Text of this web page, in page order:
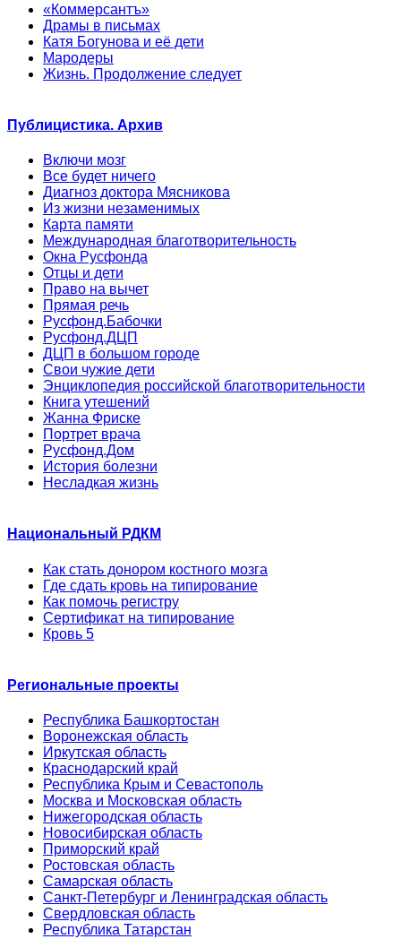
«Коммерсантъ»
Драмы в письмах
Катя Богунова и её дети
Мародеры
Жизнь. Продолжение следует
Публицистика. Архив
Включи мозг
Все будет ничего
Диагноз доктора Мясникова
Из жизни незаменимых
Карта памяти
Международная благотворительность
Окна Русфонда
Отцы и дети
Право на вычет
Прямая речь
Русфонд.Бабочки
Русфонд.ДЦП
ДЦП в большом городе
Свои чужие дети
Энциклопедия российской благотворительности
Книга утешений
Жанна Фриске
Портрет врача
Русфонд.Дом
История болезни
Несладкая жизнь
Национальный РДКМ
Как стать донором костного мозга
Где сдать кровь на типирование
Как помочь регистру
Сертификат на типирование
Кровь 5
Региональные проекты
Республика Башкортостан
Воронежская область
Иркутская область
Краснодарский край
Республика Крым и Севастополь
Москва и Московская область
Нижегородская область
Новосибирская область
Приморский край
Ростовская область
Самарская область
Санкт-Петербург и Ленинградская область
Свердловская область
Республика Татарстан